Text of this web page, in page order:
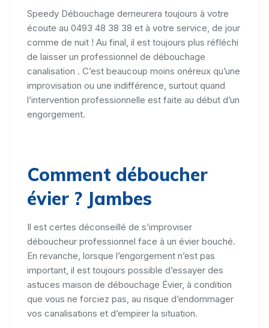
Speedy Débouchage demeurera toujours à votre
écoute au 0493 48 38 38 et à votre service, de jour
comme de nuit ! Au final, il est toujours plus réfléchi
de laisser un professionnel de débouchage
canalisation . C’est beaucoup moins onéreux qu’une
improvisation ou une indifférence, surtout quand
l’intervention professionnelle est faite au début d’un
engorgement.
Comment déboucher
évier ? Jambes
Il est certes déconseillé de s’improviser
déboucheur professionnel face à un évier bouché.
En revanche, lorsque l’engorgement n’est pas
important, il est toujours possible d’essayer des
astuces maison de débouchage Évier, à condition
que vous ne forciez pas, au risque d’endommager
vos canalisations et d’empirer la situation.